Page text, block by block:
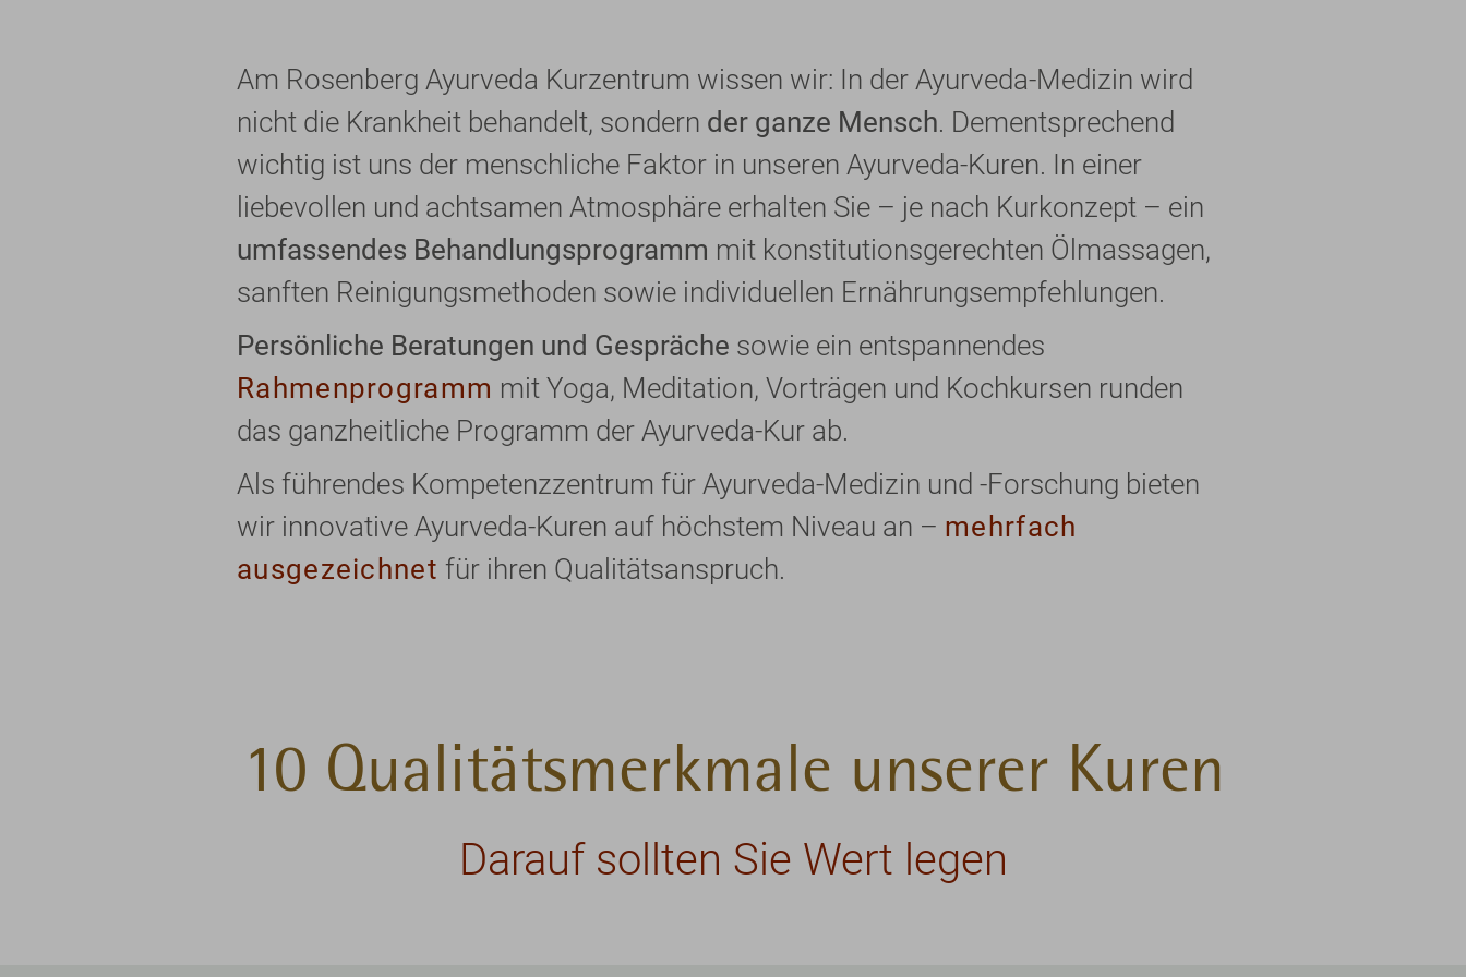
Am Rosenberg Ayurveda Kurzentrum wissen wir: In der Ayurveda-Medizin wird
nicht die Krankheit behandelt, sondern der ganze Mensch. Dementsprechend
wichtig ist uns der menschliche Faktor in unseren Ayurveda-Kuren. In einer
liebevollen und achtsamen Atmosphäre erhalten Sie – je nach Kurkonzept – ein
umfassendes Behandlungsprogramm mit konstitutionsgerechten Ölmassagen,
sanften Reinigungsmethoden sowie individuellen Ernährungsempfehlungen.
Persönliche Beratungen und Gespräche sowie ein entspannendes
Rahmenprogramm mit Yoga, Meditation, Vorträgen und Kochkursen runden
das ganzheitliche Programm der Ayurveda-Kur ab.
Als führendes Kompetenzzentrum für Ayurveda-Medizin und -Forschung bieten
wir innovative Ayurveda-Kuren auf höchstem Niveau an – mehrfach
ausgezeichnet für ihren Qualitätsanspruch.
10 Qualitätsmerkmale unserer Kuren
Darauf sollten Sie Wert legen